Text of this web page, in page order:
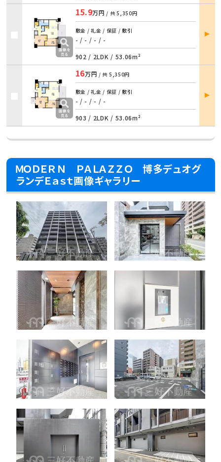
15.9万円 / 共5,350円
敷金 / 礼金 / 保証 / 敷引
- / - / - / -
902 / 2LDK / 53.06m²
部屋
詳細
16万円 / 共 5,350円
敷金 / 礼金 / 保証 / 敷引
- / - / - / -
903 / 2LDK / 53.06m²
部屋
詳細
ＭＯＤＥＲＮ ＰＡＬＡＺＺＯ 博多デュオグ
ランデＥａｓｔ画像ギャラリー